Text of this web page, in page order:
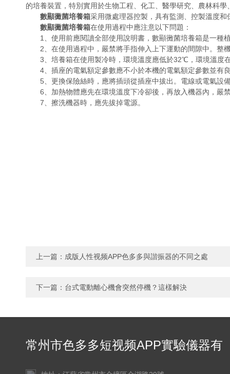
的培養裝置，特別實用於生物工程、化工、醫學研究、農林科
數顯黴菌培養箱采用微處理器控製，具有監測、控製溫度
數顯黴菌培養箱在使用過程中應注意以下問題：
1、使用前應閱讀全部使用說明書，數顯黴菌培養箱是一種植
2、在使用過程中，嚴禁將手指伸入上下運動的間隙中。整
3、培養箱在使用製冷時，環境溫度應低於32℃，環境溫度
4、插座的電氣額定參數應不小於本機的電氣額定參數並有
5、更換保險絲時，應將插頭從插座中拔出。電線或電氣設
6、加熱物體應先在環境溫度下冷卻後，再放入機器內，嚴
7、擦洗機器時，應先拔掉電源。
上一篇： 成版人性视频APP色多多與諧振器的不同之處
下一篇： 台式電動離心機會突然停機？這樣解決
常州市色多多短视频APP實驗儀器有